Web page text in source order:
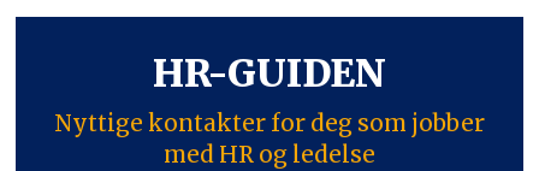
HR-GUIDEN
Nyttige kontakter for deg som jobber
med HR og ledelse